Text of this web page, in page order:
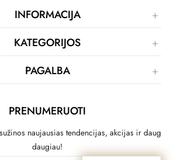
INFORMACIJA
KATEGORIJOS
PAGALBA
PRENUMERUOTI
naujausias tendencijas, akcijas ir daug
daugiau!